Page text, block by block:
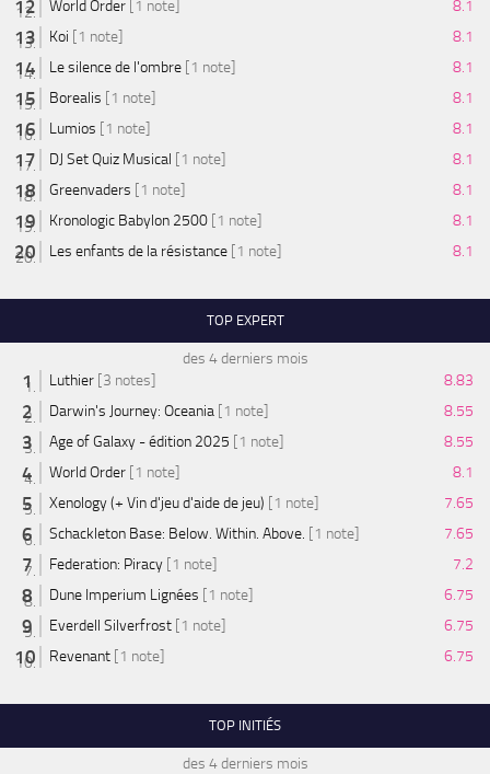
World Order [1 note]
8.1
Koi [1 note]
8.1
Le silence de l'ombre [1 note]
8.1
Borealis [1 note]
8.1
Lumios [1 note]
8.1
DJ Set Quiz Musical [1 note]
8.1
Greenvaders [1 note]
8.1
Kronologic Babylon 2500 [1 note]
8.1
Les enfants de la résistance [1 note] 8.1
TOP EXPERT
des 4 derniers mois
Luthier [3 notes]
8.83
Darwin's Journey: Oceania [1 note]
8.55
Age of Galaxy - édition 2025 [1 note]
8.55
World Order [1 note]
8.1
Xenology (+ Vin d'jeu d'aide de jeu) [1 note]
7.65
Schackleton Base: Below. Within. Above. [1 note]
7.65
Federation: Piracy [1 note]
7.2
Dune Imperium Lignées [1 note]
6.75
Everdell Silverfrost [1 note]
6.75
Revenant [1 note] 6.75
TOP INITIÉS
des 4 derniers mois